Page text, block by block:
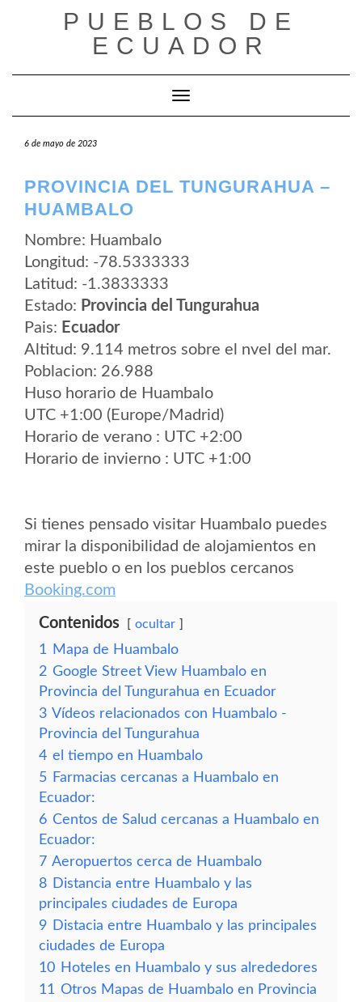
PUEBLOS DE
ECUADOR
Cambiar modo de navegación
6 de mayo de 2023
PROVINCIA DEL TUNGURAHUA –
HUAMBALO
Nombre: Huambalo
Longitud: -78.5333333
Latitud: -1.3833333
Estado: Provincia del Tungurahua
Pais: Ecuador
Altitud: 9.114 metros sobre el nvel del mar.
Poblacion: 26.988
Huso horario de Huambalo
UTC +1:00 (Europe/Madrid)
Horario de verano : UTC +2:00
Horario de invierno : UTC +1:00
Si tienes pensado visitar Huambalo puedes
mirar la disponibilidad de alojamientos en
este pueblo o en los pueblos cercanos
Booking.com
Contenidos ocultar
1
Mapa de Huambalo
2 Google Street View Huambalo en
Provincia del Tungurahua en Ecuador
3 Vídeos relacionados con Huambalo -
Provincia del Tungurahua
4 el tiempo en Huambalo
5 Farmacias cercanas a Huambalo en
Ecuador:
6 Centos de Salud cercanas a Huambalo en
Ecuador:
7 Aeropuertos cerca de Huambalo
8 Distancia entre Huambalo y las
principales ciudades de Europa
9 Distacia entre Huambalo y las principales
ciudades de Europa
10 Hoteles en Huambalo y sus alrededores
11 Otros Mapas de Huambalo en Provincia